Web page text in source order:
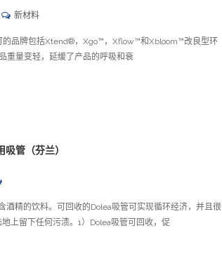
新材料
的品牌包括Xtend®，Xgo™，Xflow™和Xbloom™改良型环
重量变轻，延缓了产品的呼吸和衰
管（芬兰）
酒精的饮料。可回收的Dolea吸管可实现循环经济，并且很
上留下任何污渍。1）Dolea吸管可回收，促